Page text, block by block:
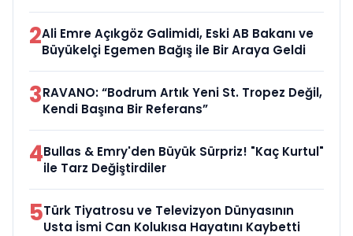
2Ali Emre Açıkgöz Galimidi, Eski AB Bakanı ve
Büyükelçi Egemen Bağış ile Bir Araya Geldi
3RAVANO: “Bodrum Artık Yeni St. Tropez Değil,
Kendi Başına Bir Referans”
4Bullas & Emry'den Büyük Sürpriz! "Kaç Kurtul"
ile Tarz Değiştirdiler
5Türk Tiyatrosu ve Televizyon Dünyasının
Usta İsmi Can Kolukısa Hayatını Kaybetti